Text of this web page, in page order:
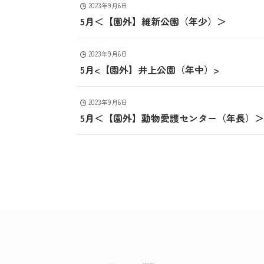
2023年9月6日
5月＜【園外】維新公園（年少）＞
2023年9月6日
5月<【園外】井上公園（年中）>
2023年9月6日
5月＜【園外】動物愛護センター（年長）＞